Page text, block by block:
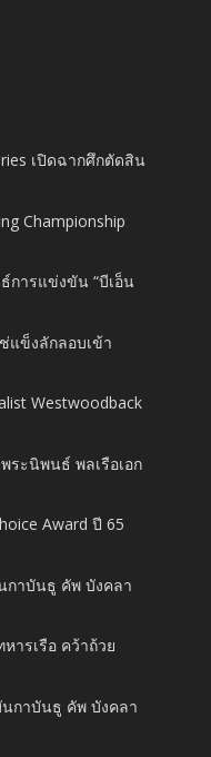
เปิดฉากศึกตัดสิน
Championship
ารแข่งขัน “บีเอ็น
แข็งลักลอบเข้า
Westwoodback
ระนิพนธ์ พลเรือเอก
Award ปี 65
กาบันธู คัพ บังคลา
ารเรือ คว้าถ้วย
นกาบันธู คัพ บังคลา